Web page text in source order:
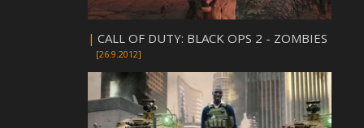
| CALL OF DUTY: BLACK OPS 2 - ZOMBIES
[26.9.2012]